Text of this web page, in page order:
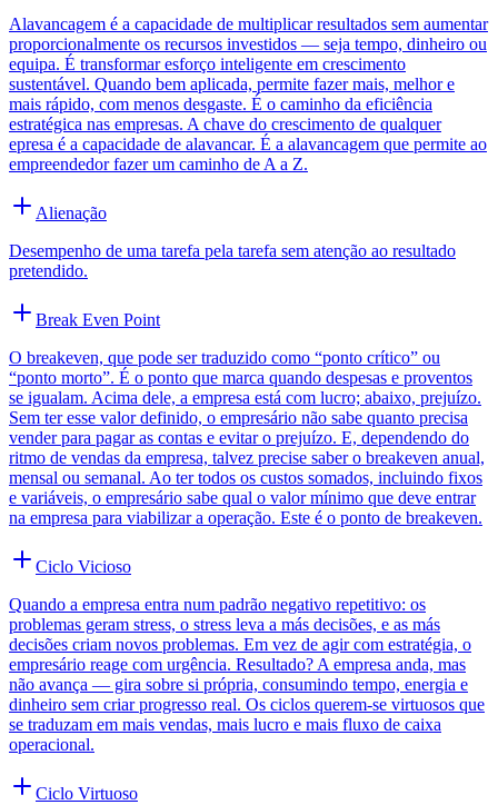
Alavancagem é a capacidade de multiplicar resultados sem aumentar
proporcionalmente os recursos investidos — seja tempo, dinheiro ou
equipa. É transformar esforço inteligente em crescimento
sustentável. Quando bem aplicada, permite fazer mais, melhor e
mais rápido, com menos desgaste. É o caminho da eficiência
estratégica nas empresas. A chave do crescimento de qualquer
epresa é a capacidade de alavancar. É a alavancagem que permite ao
empreendedor fazer um caminho de A a Z.
Alienação
Desempenho de uma tarefa pela tarefa sem atenção ao resultado
pretendido.
Break Even Point
O breakeven, que pode ser traduzido como “ponto crítico” ou
“ponto morto”. É o ponto que marca quando despesas e proventos
se igualam. Acima dele, a empresa está com lucro; abaixo, prejuízo.
Sem ter esse valor definido, o empresário não sabe quanto precisa
vender para pagar as contas e evitar o prejuízo. E, dependendo do
ritmo de vendas da empresa, talvez precise saber o breakeven anual,
mensal ou semanal. Ao ter todos os custos somados, incluindo fixos
e variáveis, o empresário sabe qual o valor mínimo que deve entrar
na empresa para viabilizar a operação. Este é o ponto de breakeven.
Ciclo Vicioso
Quando a empresa entra num padrão negativo repetitivo: os
problemas geram stress, o stress leva a más decisões, e as más
decisões criam novos problemas. Em vez de agir com estratégia, o
empresário reage com urgência. Resultado? A empresa anda, mas
não avança — gira sobre si própria, consumindo tempo, energia e
dinheiro sem criar progresso real. Os ciclos querem-se virtuosos que
se traduzam em mais vendas, mais lucro e mais fluxo de caixa
operacional.
Ciclo Virtuoso